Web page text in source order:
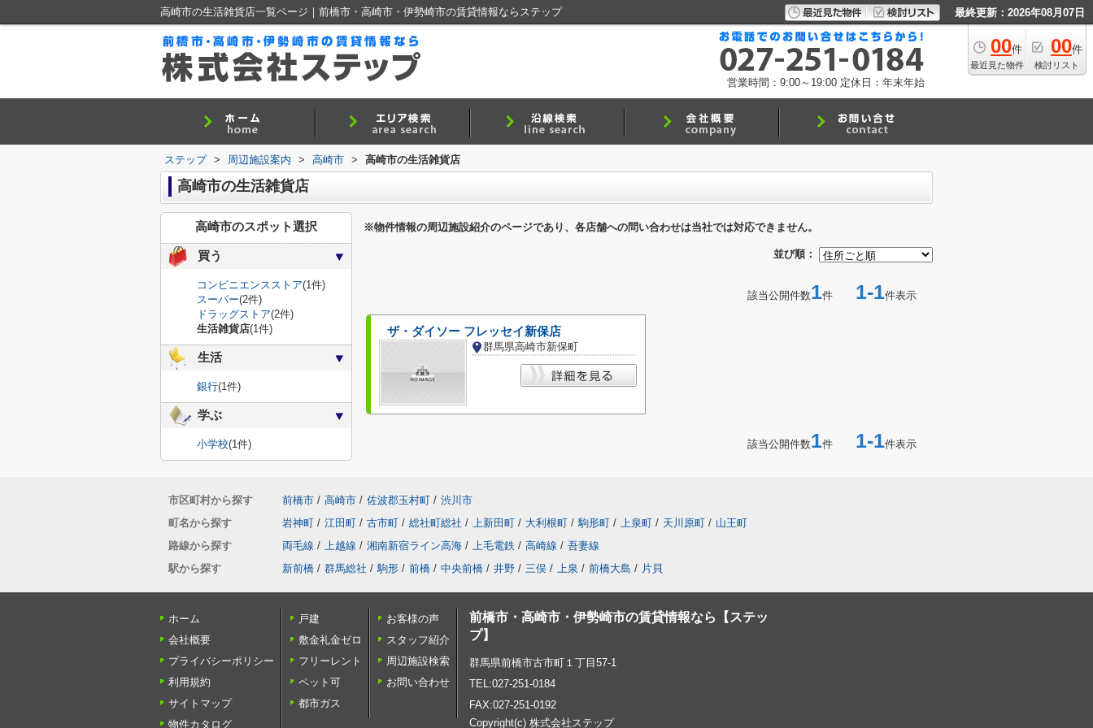
高崎市の生活雑貨店一覧ページ｜前橋市・高崎市・伊勢崎市の賃貸情報ならステップ 最終更新：2026年08月07日
00件
最近見た物件
00件
検討リスト
営業時間：9:00～19:00 定休日：年末年始
ステップ > 周辺施設案内 > 高崎市 > 高崎市の生活雑貨店
高崎市の生活雑貨店
※物件情報の周辺施設紹介のページであり、各店舗への問い合わせは当社では対応できません。
並び順：
該当公開件数1件 1-1件表示
ザ・ダイソー フレッセイ新保店
群馬県高崎市新保町
該当公開件数1件 1-1件表示
高崎市のスポット選択
買う
コンビニエンスストア(1件)
スーパー(2件)
ドラッグストア(2件)
生活雑貨店(1件)
生活
銀行(1件)
学ぶ
小学校(1件)
市区町村から探す 前橋市 / 高崎市 / 佐波郡玉村町 / 渋川市
町名から探す
岩神町 / 江田町 / 古市町 / 総社町総社 / 上新田町 / 大利根町 / 駒形町 / 上泉町 / 天川原町 / 山王町
路線から探す
両毛線 / 上越線 / 湘南新宿ライン高海 / 上毛電鉄 / 高崎線 / 吾妻線
駅から探す
新前橋 / 群馬総社 / 駒形 / 前橋 / 中央前橋 / 井野 / 三俣 / 上泉 / 前橋大島 / 片貝
ホーム
会社概要
プライバシーポリシー
利用規約
サイトマップ
物件カタログ
戸建
敷金礼金ゼロ
フリーレント
ペット可
都市ガス
お客様の声
スタッフ紹介
周辺施設検索
お問い合わせ
前橋市・高崎市・伊勢崎市の賃貸情報なら【ステッ
プ】
群馬県前橋市古市町１丁目57-1
TEL:027-251-0184
FAX:027-251-0192
Copyright(c) 株式会社ステップ